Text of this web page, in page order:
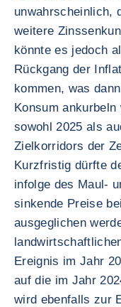
unwahrscheinlich,
weitere
könnte es jedoch
Rückgang der
kommen, was
Konsum
sowohl 2025 als
Zielkorridors der
Kurzfristig dürfte
infolge des Maul-
sinkende Preise
ausgeglichen
Ereignis im Jahr
auf die im Jahr
wird ebenfalls zur